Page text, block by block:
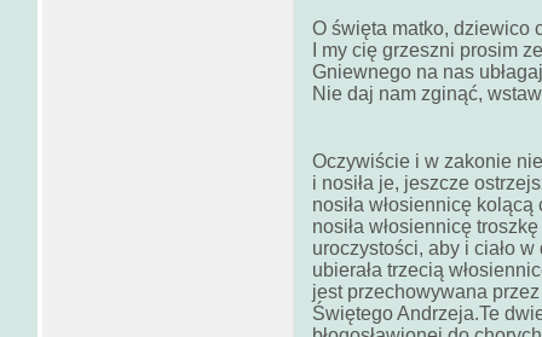
O święta matko, dziewico
I my cię grzeszni prosim
Gniewnego na nas
Nie daj nam zginąć,
Oczywiście i w zakonie
i nosiła je, jeszcze
nosiła włosiennicę
nosiła włosiennicę
uroczystości, aby i ciało w
ubierała trzecią
jest przechowywana
Świętego Andrzeja.Te